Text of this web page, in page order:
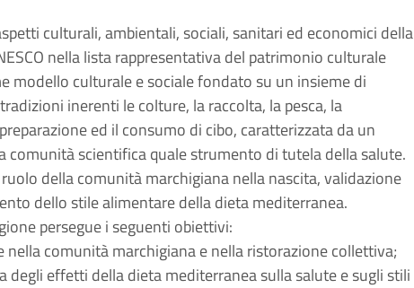
culturali, ambientali, sociali, sanitari ed economici della
nella lista rappresentativa del patrimonio culturale
modello culturale e sociale fondato su un insieme di
inerenti le colture, la raccolta, la pesca, la
ed il consumo di cibo, caratterizzata da un
scientifica quale strumento di tutela della salute.
della comunità marchigiana nella nascita, validazione
dello stile alimentare della dieta mediterranea.
persegue i seguenti obiettivi:
comunità marchigiana e nella ristorazione collettiva;
degli effetti della dieta mediterranea sulla salute e sugli stili